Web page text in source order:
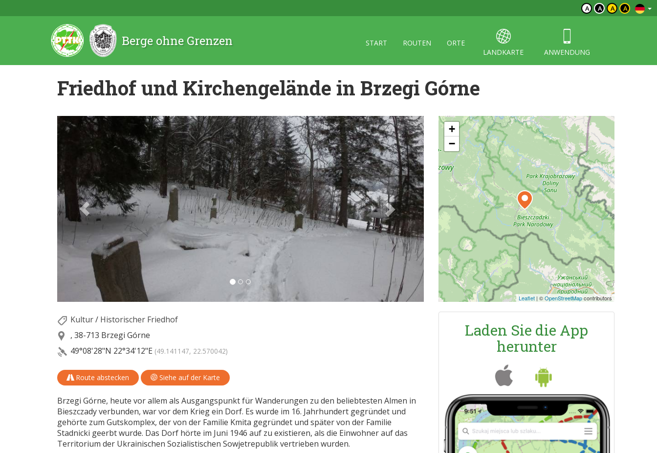
A A A A
Berge ohne Grenzen START ROUTEN
ORTE
LANDKARTE
ANWENDUNG
Friedhof und Kirchengelände in Brzegi Górne
Kultur/ Historischer Friedhof
, 38-713 Brzegi Górne
49°08'28"N 22°34'12"E (49.141147, 22.570042)
Route abstecken Siehe auf der Karte
Brzegi Górne, heute vor allem als Ausgangspunkt für Wanderungen zu den beliebtesten Almen in
Bieszczady verbunden, war vor dem Krieg ein Dorf. Es wurde im 16. Jahrhundert gegründet und
gehörte zum Gutskomplex, der von der Familie Kmita gegründet und später von der Familie
Stadnicki geerbt wurde. Das Dorf hörte im Juni 1946 auf zu existieren, als die Einwohner auf das
Territorium der Ukrainischen Sozialistischen Sowjetrepublik vertrieben wurden.
+
−
Leaflet | ©OpenStreetMapcontributors
Laden Sie die App
herunter